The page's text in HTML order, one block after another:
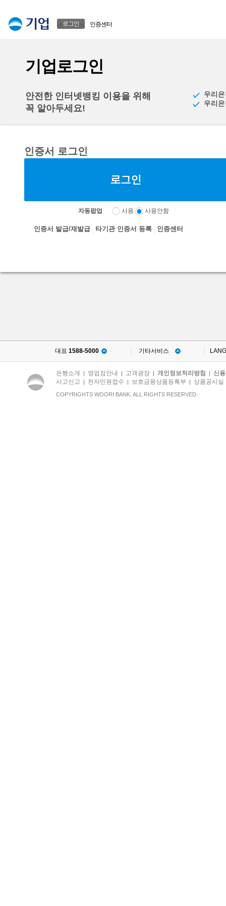
로그인 인증센터
기업로그인
안전한 인터넷뱅킹 이용을 위해
꼭 알아두세요!
우리
우리
인증서 로그인
자동팝업 사용 사용안함
인증서 발급/재발급 타기관 인증서 등록 인증센터
대표 1588-5000 기타서비스
은행소개 | 영업점안내 | 고객광장 | 개인정보처리방침 | 신
사고신고 | 전자민원접수 | 보호금융상품등록부 | 상품공시실
COPYRIGHTS WOORI BANK. ALL RIGHTS RESERVED.